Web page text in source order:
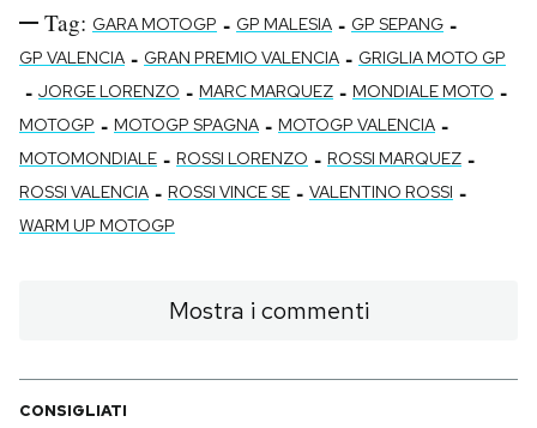
Tag: GARA MOTOGP - GP MALESIA - GP SEPANG -
GP VALENCIA - GRAN PREMIO VALENCIA - GRIGLIA MOTO GP
- JORGE LORENZO - MARC MARQUEZ - MONDIALE MOTO -
MOTOGP - MOTOGP SPAGNA - MOTOGP VALENCIA -
MOTOMONDIALE - ROSSI LORENZO - ROSSI MARQUEZ -
ROSSI VALENCIA - ROSSI VINCE SE - VALENTINO ROSSI -
WARM UP MOTOGP
Mostra i commenti
CONSIGLIATI